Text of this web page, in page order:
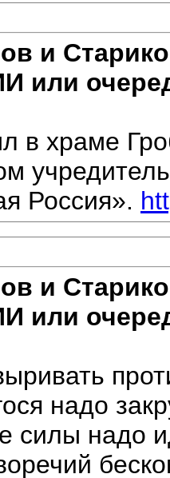
и
или
в храме
Россия».
и
или
надо
силы надо